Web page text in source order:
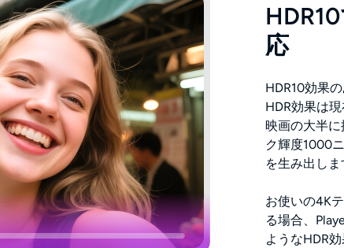
応
HDR10効果
HDR効果は
映画の大半
ク輝度1000
を生み出しま
お使いの4K
る場合、
ようなHDR